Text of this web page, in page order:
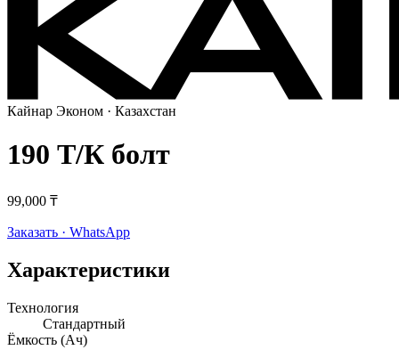
Кайнар Эконом · Казахстан
190 Т/К болт
99,000 ₸
Заказать · WhatsApp
Характеристики
Технология
Стандартный
Ёмкость (Ач)